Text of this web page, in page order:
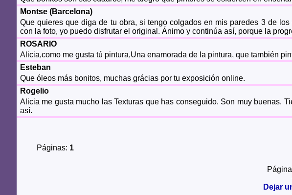
Montse (Barcelona)
Que quieres que diga de tu obra, si tengo colgados en mis paredes 3 de
con la foto, yo puedo disfrutar el original. Ánimo y continúa así, porque la
ROSARIO
Alicia,como me gusta tú pintura,Una enamorada de la pintura, que también
Esteban
Que óleos más bonitos, muchas grácias por tu exposición online.
Rogelio
Alicia me gusta mucho las Texturas que has conseguido. Son muy buenas.
así.
Páginas: 1
Página
Dejar